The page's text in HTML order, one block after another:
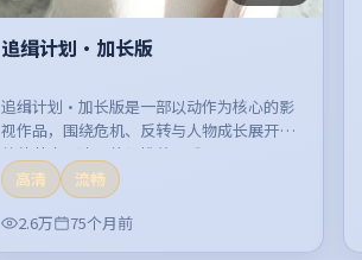
追缉计划·加长版
追缉计划·加长版是一部以动作为核心的影
视作品，围绕危机、反转与人物成长展开，
整体节奏紧凑，值得推荐观看。
高清
流畅
2.6万
75个月前